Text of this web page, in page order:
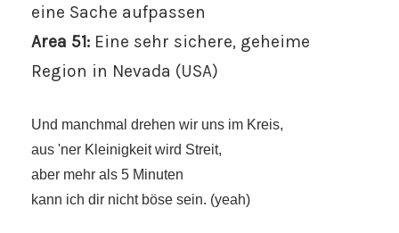
eine Sache aufpassen
Area 51: Eine sehr sichere, geheime
Region in Nevada (USA)
Und manchmal drehen wir uns im Kreis,
aus 'ner Kleinigkeit wird Streit,
aber mehr als 5 Minuten
kann ich dir nicht böse sein. (yeah)